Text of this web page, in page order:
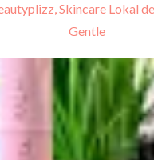
Skincare Lokal
Gentle